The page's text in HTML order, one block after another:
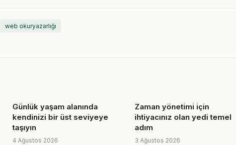
web okuryazarlığı
Günlük yaşam alanında
kendinizi bir üst seviyeye
taşıyın
4 Ağustos 2026
Zaman yönetimi için
ihtiyacınız olan yedi temel
adım
3 Ağustos 2026